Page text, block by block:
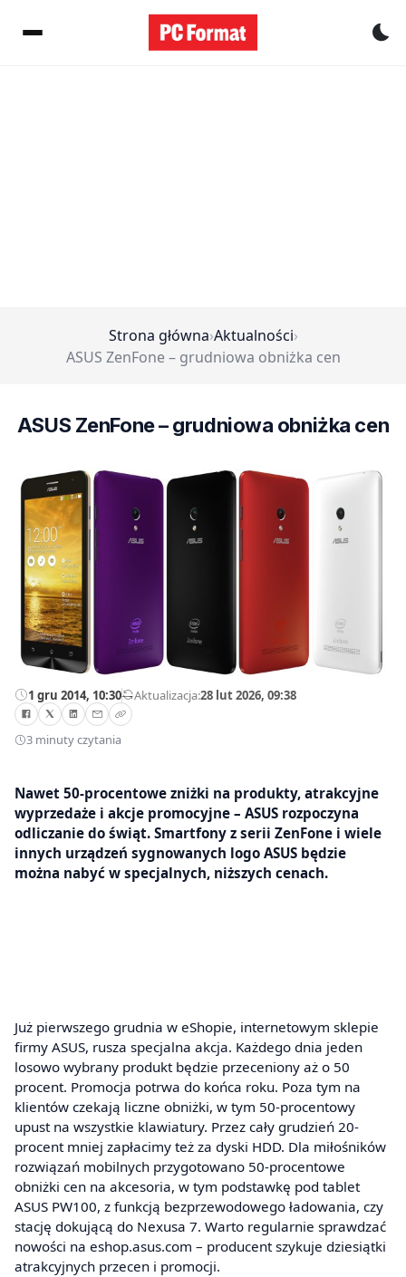
Strona główna›Aktualności›
ASUS ZenFone – grudniowa obniżka cen
ASUS ZenFone – grudniowa obniżka cen
1 gru 2014, 10:30—Aktualizacja:28 lut 2026, 09:38
3 minuty czytania
Nawet 50-procentowe zniżki na produkty, atrakcyjne
wyprzedaże i akcje promocyjne – ASUS rozpoczyna
odliczanie do świąt. Smartfony z serii ZenFone i wiele
innych urządzeń sygnowanych logo ASUS będzie
można nabyć w specjalnych, niższych cenach.
Już pierwszego grudnia w eShopie, internetowym sklepie
firmy ASUS, rusza specjalna akcja. Każdego dnia jeden
losowo wybrany produkt będzie przeceniony aż o 50
procent. Promocja potrwa do końca roku. Poza tym na
klientów czekają liczne obniżki, w tym 50-procentowy
upust na wszystkie klawiatury. Przez cały grudzień 20-
procent mniej zapłacimy też za dyski HDD. Dla miłośników
rozwiązań mobilnych przygotowano 50-procentowe
obniżki cen na akcesoria, w tym podstawkę pod tablet
ASUS PW100, z funkcją bezprzewodowego ładowania, czy
stację dokującą do Nexusa 7. Warto regularnie sprawdzać
nowości na eshop.asus.com – producent szykuje dziesiątki
atrakcyjnych przecen i promocji.